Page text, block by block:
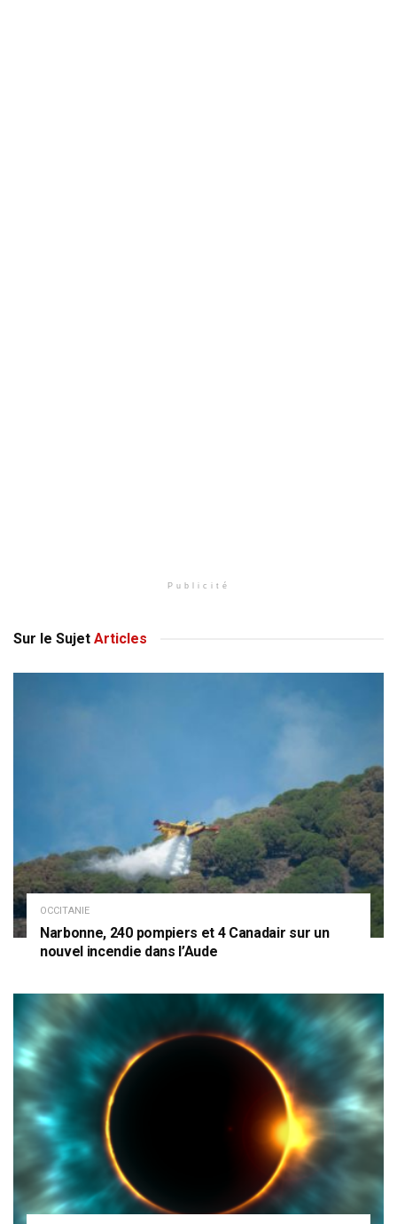
Publicité
Sur le Sujet Articles
OCCITANIE
Narbonne, 240 pompiers et 4 Canadair sur un
nouvel incendie dans l’Aude